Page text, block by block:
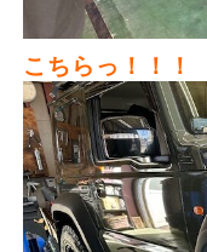
こちらっ！！！